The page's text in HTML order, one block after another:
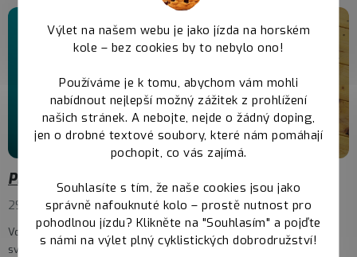
Výlet na našem webu je jako jízda na horském
kole – bez cookies by to nebylo ono!
Používáme je k tomu, abychom vám mohli
nabídnout nejlepší možný zážitek z prohlížení
našich stránek. A nebojte, nejde o žádný doping,
jen o drobné textové soubory, které nám pomáhají
pochopit, co vás zajímá.
Souhlasíte s tím, že naše cookies jsou jako
správně nafouknuté kolo – prostě nutnost pro
pohodlnou jízdu? Klikněte na "Souhlasím" a pojďte
s námi na výlet plný cyklistických dobrodružství!
Průvodce výběrem batohu a ledvinky pro cyklisty
29.7.2025
Voda, nářadí, pumpička, náhradní duše, telefon, klíče nebo třeba
svačina. Pro většinu cyklistů nezbytnosti, bez kterých nevyjedou a